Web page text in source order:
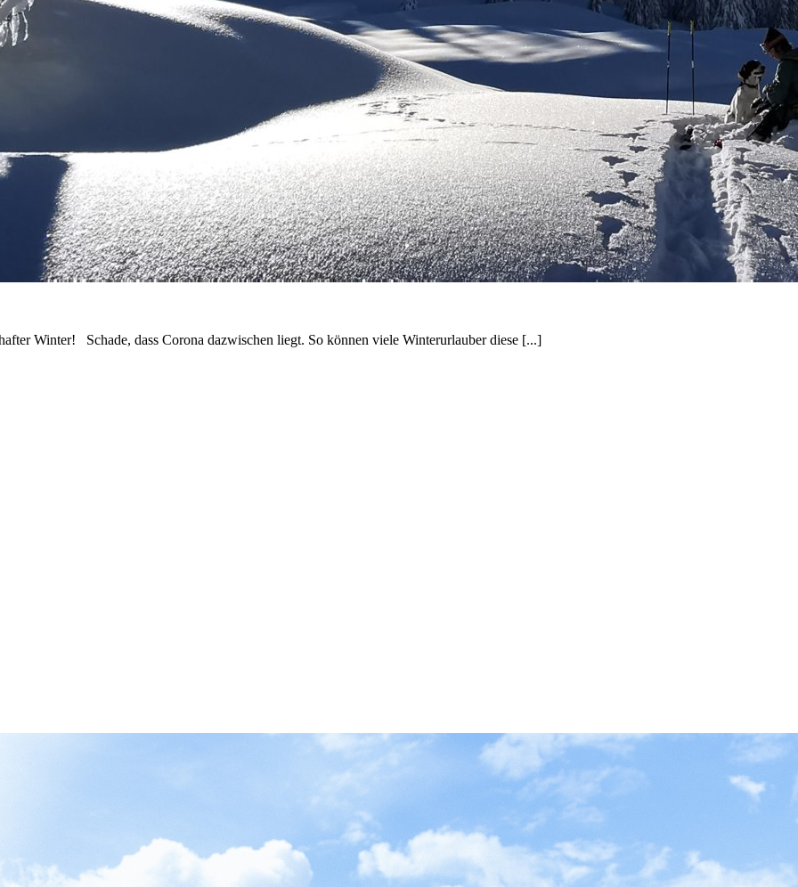
Winter! Schade, dass Corona dazwischen liegt. So können viele Winterurlauber diese [...]